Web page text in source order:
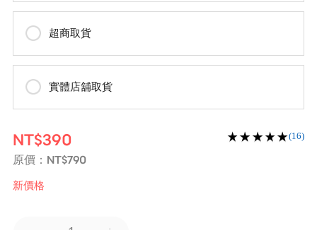
超商取貨
實體店舖取貨
NT$390
原價： NT$790
(16)
新價格